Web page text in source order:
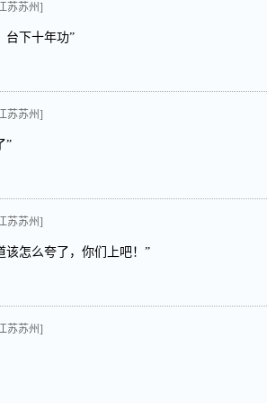
苏苏州]
台下十年功”
苏苏州]
”
苏苏州]
该怎么夸了，你们上吧！”
苏苏州]